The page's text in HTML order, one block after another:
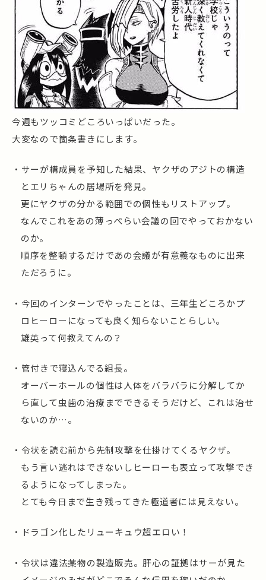
今週もツッコミどころいっぱいだった。
大変なので箇条書きにします。
・サーが構成員を予知した結果、ヤクザのアジトの構造
とエリちゃんの居場所を発見。
更にヤクザの分かる範囲での個性もリストアップ。
なんでこれをあの薄っぺらい会議の回でやっておかない
のか。
順序を整頓するだけであの会議が有意義なものに出来
ただろうに。
・今回のインターンでやったことは、三年生どころかプ
ロヒーローになっても良く知らないことらしい。
雄英って何教えてんの？
・管付きで寝込んでる組長。
オーバーホールの個性は人体をバラバラに分解してか
ら直して虫歯の治療までできるそうだけど、これは治せ
ないのか…。
・令状を読む前から先制攻撃を仕掛けてくるヤクザ。
もう言い逃れはできないしヒーローも表立って攻撃でき
るようになってしまった。
とても今日まで生き残ってきた極道者には見えない。
・ドラゴン化したリューキュウ超エロい！
・令状は違法薬物の製造販売。肝心の証拠はサーが見た